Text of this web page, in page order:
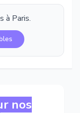
à Paris.
nos